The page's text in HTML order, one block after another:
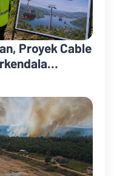
Proyek Cable
Lahan